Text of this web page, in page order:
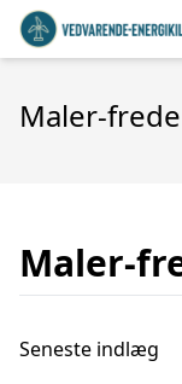
Maler-
Maler-
Seneste indlæg